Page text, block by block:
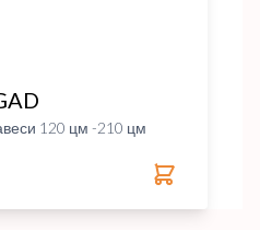
120 цм -210 цм